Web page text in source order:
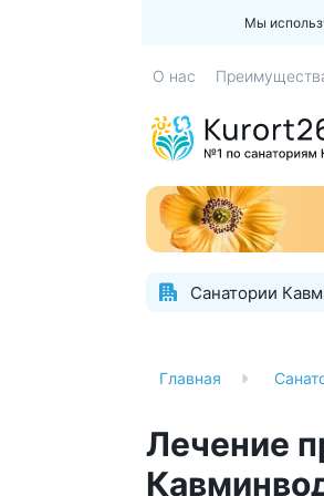
Мы
О нас
Санатории
Главная
Лечение